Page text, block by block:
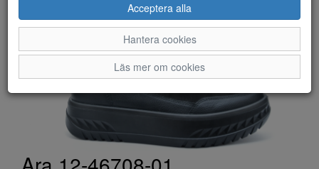
Acceptera alla
Hantera cookies
Läs mer om cookies